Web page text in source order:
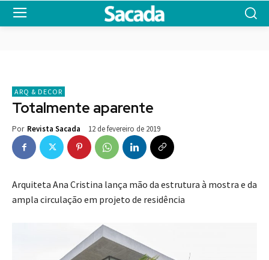
ARQ & DECOR
Totalmente aparente
Por Revista Sacada 12 de fevereiro de 2019
Arquiteta Ana Cristina lança mão da estrutura à mostra e da
ampla circulação em projeto de residência